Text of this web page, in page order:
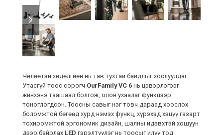
previous
slide
next
slide
Чөлөөтэй хөдөлгөөн нь тав тухтай байдлыг хослуулдаг.
Утасгүй тоос сорогч OurFamily VC 6нь цэвэрлэгээг
жинхэнэ таашаал болгож, олон ухаалаг функцээр
тоноглогдсон. Тоосны савыг нэг товч дараад хоослох
боломжтой бөгөөд хурд нэмэх функц, хүрэхэд хэцүү газарт
тохиромжтой эргономик дизайн, шалны идэвхтэй хошуун
дээр байрлах LED гэрэлтүүлэг нь тоосыг илүү тод